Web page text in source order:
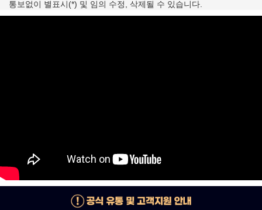
통보없이 별표시(*) 및 임의 수정, 삭제될 수 있습니다.